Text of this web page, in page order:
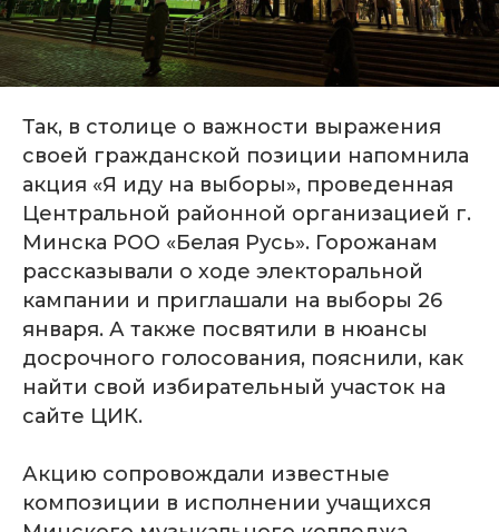
Так, в столице о важности выражения
своей гражданской позиции напомнила
акция «Я иду на выборы», проведенная
Центральной районной организацией г.
Минска РОО «Белая Русь». Горожанам
рассказывали о ходе электоральной
кампании и приглашали на выборы 26
января. А также посвятили в нюансы
досрочного голосования, пояснили, как
найти свой избирательный участок на
сайте ЦИК.
Акцию сопровождали известные
композиции в исполнении учащихся